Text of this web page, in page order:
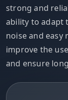
strong and
ability to adapt
noise and
improve the
and ensure